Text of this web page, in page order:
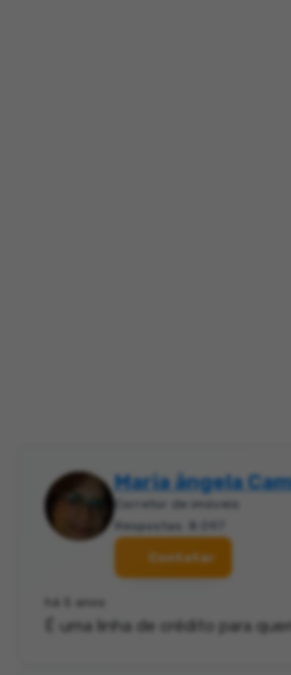
Maria ângela
Corretor de imóveis
Respostas: 8.097
Contatar
há 5 anos
É uma linha de crédito para